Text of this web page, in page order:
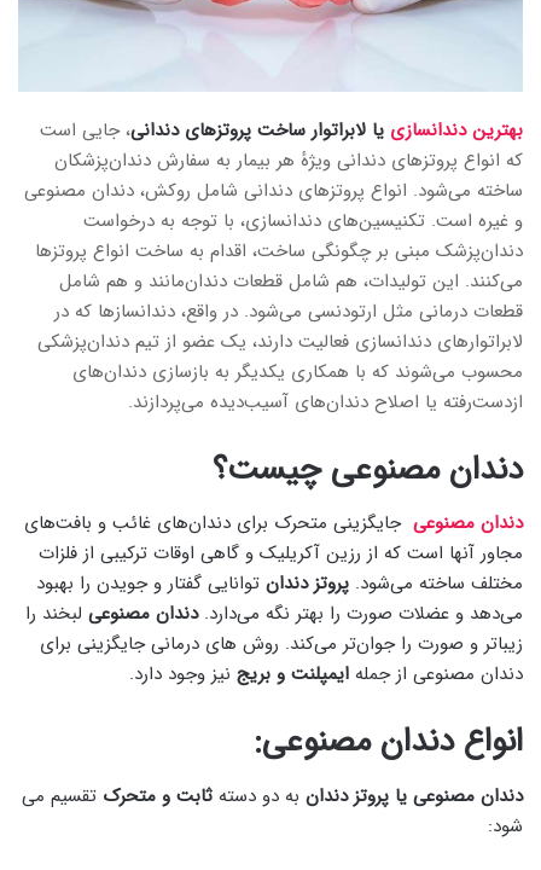
بهترین دندانسازی یا لابراتوار ساخت پروتزهای دندانی، جایی است
که انواع پروتزهای دندانی ویژهٔ هر بیمار به سفارش دندان‌پزشکان
ساخته می‌شود. انواع پروتزهای دندانی شامل روکش، دندان مصنوعی
و غیره است. تکنیسین‌های دندانسازی، با توجه به درخواست
دندان‌پزشک مبنی بر چگونگی ساخت، اقدام به ساخت انواع پروتزها
می‌کنند. این تولیدات، هم شامل قطعات دندان‌مانند و هم شامل
قطعات درمانی مثل ارتودنسی می‌شود. در واقع، دندانسازها که در
لابراتوارهای دندانسازی فعالیت دارند، یک عضو از تیم دندان‌پزشکی
محسوب می‌شوند که با همکاری یکدیگر به بازسازی دندان‌های
ازدست‌رفته یا اصلاح دندان‌های آسیب‌دیده می‌پردازند.
دندان مصنوعی چیست؟
دندان مصنوعی جایگزینی متحرک برای دندان‌های غائب و بافت‌های
مجاور آنها است که از رزین آکریلیک و گاهی اوقات ترکیبی از فلزات
مختلف ساخته می‌شود. پروتز دندان توانایی گفتار و جویدن را بهبود
می‌دهد و عضلات صورت را بهتر نگه می‌دارد.دندان مصنوعی لبخند را
زیباتر و صورت را جوان‌تر می‌کند. روش های درمانی جایگزینی برای
دندان مصنوعی از جمله ایمپلنت و بریج نیز وجود دارد.
انواع دندان مصنوعی:
دندان مصنوعی یا پروتز دندان به دو دسته ثابت و متحرک تقسیم می
شود: